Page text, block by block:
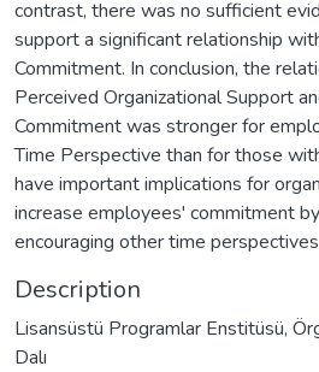
contrast, there was no sufficient
support a significant relationship
Commitment. In conclusion, the
Perceived Organizational Support
Commitment was stronger for
Time Perspective than for those
have important implications for
increase employees' commitment
encouraging other time
Description
Lisansüstü Programlar Enstitüsü,
Dalı